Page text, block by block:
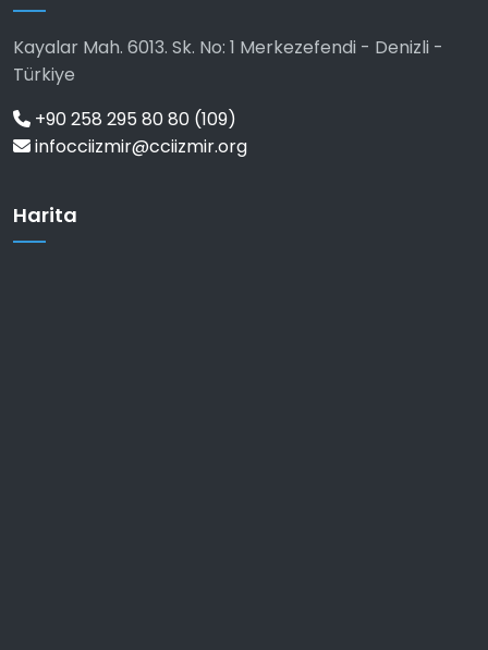
Kayalar Mah. 6013. Sk. No: 1 Merkezefendi - Denizli -
Türkiye
+90 258 295 80 80 (109)
infocciizmir@cciizmir.org
Harita